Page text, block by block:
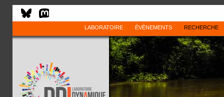
LABORATOIRE ÉVÈNEMENTS RECHERCHE